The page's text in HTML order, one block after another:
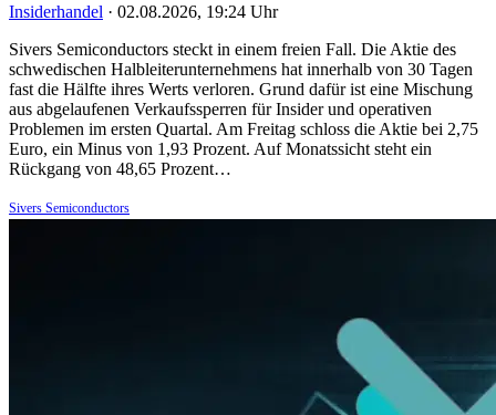
Insiderhandel · 02.08.2026, 19:24 Uhr
Sivers Semiconductors steckt in einem freien Fall. Die Aktie des
schwedischen Halbleiterunternehmens hat innerhalb von 30 Tagen
fast die Hälfte ihres Werts verloren. Grund dafür ist eine Mischung
aus abgelaufenen Verkaufssperren für Insider und operativen
Problemen im ersten Quartal. Am Freitag schloss die Aktie bei 2,75
Euro, ein Minus von 1,93 Prozent. Auf Monatssicht steht ein
Rückgang von 48,65 Prozent…
Sivers Semiconductors